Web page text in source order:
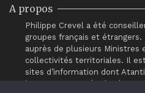
A propos
Philippe Crevel a été
groupes français et
auprès de plusieurs Ministres
collectivités territoriales. Il
sites d’information dont
intervenant auprès du réseau